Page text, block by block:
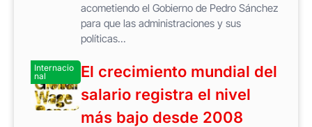
acometiendo el Gobierno de Pedro Sánchez
para que las administraciones y sus
políticas...
Internacio
nal
El crecimiento mundial del
salario registra el nivel
más bajo desde 2008